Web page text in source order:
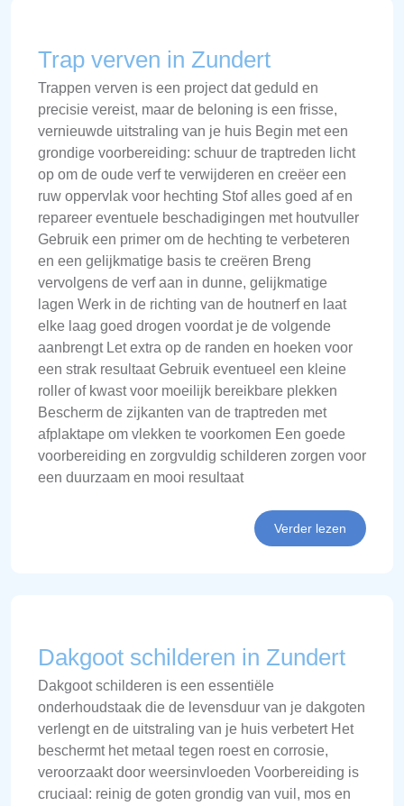
Trap verven in Zundert
Trappen verven is een project dat geduld en
precisie vereist, maar de beloning is een frisse,
vernieuwde uitstraling van je huis Begin met een
grondige voorbereiding: schuur de traptreden licht
op om de oude verf te verwijderen en creëer een
ruw oppervlak voor hechting Stof alles goed af en
repareer eventuele beschadigingen met houtvuller
Gebruik een primer om de hechting te verbeteren
en een gelijkmatige basis te creëren Breng
vervolgens de verf aan in dunne, gelijkmatige
lagen Werk in de richting van de houtnerf en laat
elke laag goed drogen voordat je de volgende
aanbrengt Let extra op de randen en hoeken voor
een strak resultaat Gebruik eventueel een kleine
roller of kwast voor moeilijk bereikbare plekken
Bescherm de zijkanten van de traptreden met
afplaktape om vlekken te voorkomen Een goede
voorbereiding en zorgvuldig schilderen zorgen voor
een duurzaam en mooi resultaat
Verder lezen
Dakgoot schilderen in Zundert
Dakgoot schilderen is een essentiële
onderhoudstaak die de levensduur van je dakgoten
verlengt en de uitstraling van je huis verbetert Het
beschermt het metaal tegen roest en corrosie,
veroorzaakt door weersinvloeden Voorbereiding is
cruciaal: reinig de goten grondig van vuil, mos en